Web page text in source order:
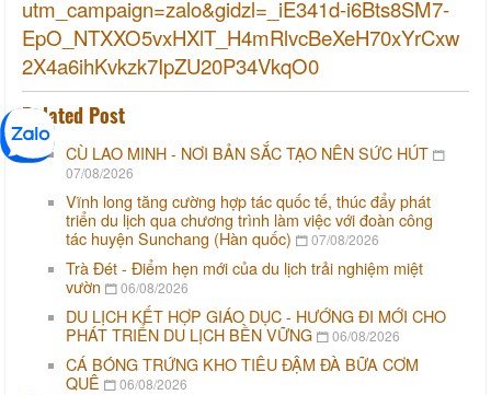
utm_campaign=zalo&gidzl=_iE341d-i6Bts8SM7-
EpO_NTXXO5vxHXlT_H4mRlvcBeXeH70xYrCxw
2X4a6ihKvkzk7IpZU20P34VkqO0
Related Post
CÙ LAO MINH - NƠI BẢN SẮC TẠO NÊN SỨC HÚT
07/08/2026
Vĩnh long tăng cường hợp tác quốc tế, thúc đẩy phát
triển du lịch qua chương trình làm việc với đoàn công
tác huyện Sunchang (Hàn quốc)
07/08/2026
Trà Đét - Điểm hẹn mới của du lịch trải nghiệm miệt
vườn
06/08/2026
DU LỊCH KẾT HỢP GIÁO DỤC - HƯỚNG ĐI MỚI CHO
PHÁT TRIỂN DU LỊCH BỀN VỮNG
06/08/2026
CÁ BÓNG TRỨNG KHO TIÊU ĐẬM ĐÀ BỮA CƠM
QUÊ
06/08/2026